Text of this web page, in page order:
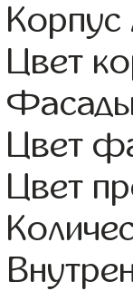
Цвет
Цвет
Цвет